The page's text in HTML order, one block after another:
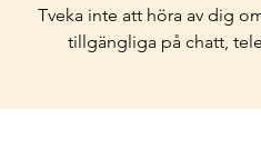
Tveka inte att höra av dig
tillgängliga på chatt,